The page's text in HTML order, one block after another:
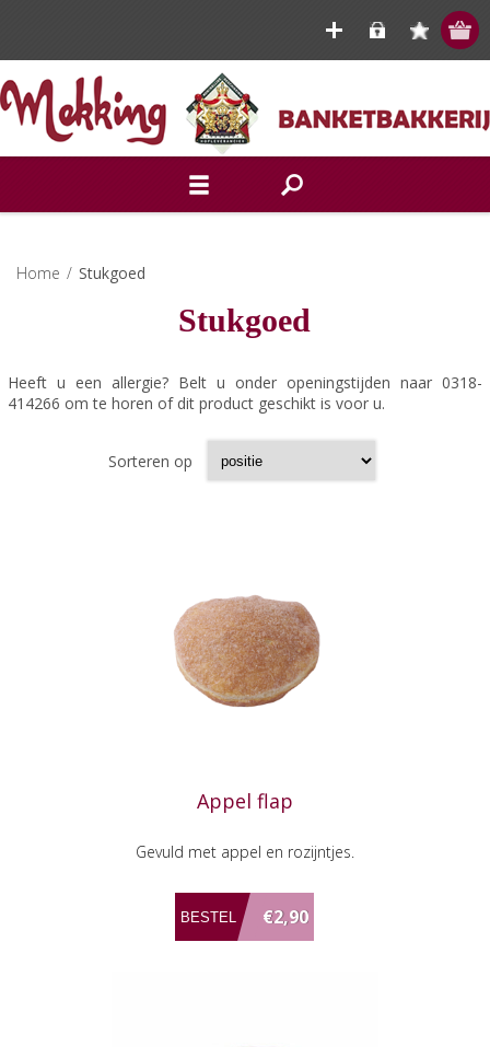
Home / Stukgoed
Stukgoed
Heeft u een allergie? Belt u onder openingstijden naar 0318-
414266 om te horen of dit product geschikt is voor u.
Sorteren op
Appel flap
Gevuld met appel en rozijntjes.
€2,90